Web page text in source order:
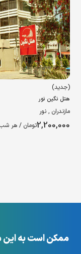
(جدید)
هتل نگین نور
مازندران , نور
2,200,000تومان / هر
ممکن است به این